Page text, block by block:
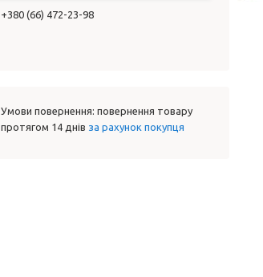
+380 (66) 472-23-98
повернення товару
протягом 14 днів за рахунок покупця